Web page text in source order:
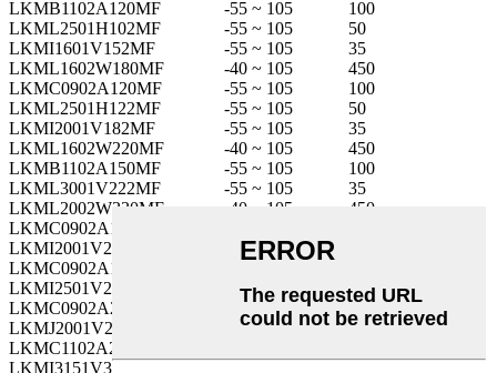
LKMB1102A120MF
-55 ~ 105
100
LKML2501H102MF
-55 ~ 105
50
LKMI1601V152MF
-55 ~ 105
35
LKML1602W180MF
-40 ~ 105
450
LKMC0902A120MF
-55 ~ 105
100
LKML2501H122MF
-55 ~ 105
50
LKMI2001V182MF
-55 ~ 105
35
LKML1602W220MF
-40 ~ 105
450
LKMB1102A150MF
-55 ~ 105
100
LKML3001V222MF
-55 ~ 105
35
LKML2002W330MF
-40 ~ 105
450
LKMC0902A150MF
LKMI2001V222MF
-55 ~ 105
LKMC0902A180MF
LKMI2501V272MF
-55 ~ 105
35
LKMC0902A220MF
-55 ~ 105
100
LKMJ2001V272MF
-55 ~ 105
35
LKMC1102A270MF
LKMI3151V332MF